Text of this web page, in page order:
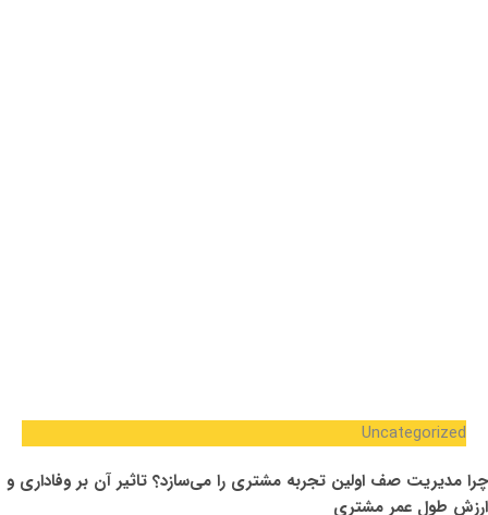
Uncategorized
چرا مدیریت صف اولین تجربه مشتری را می‌سازد؟ تاثیر آن بر وفاداری و
ارزش طول عمر مشتری